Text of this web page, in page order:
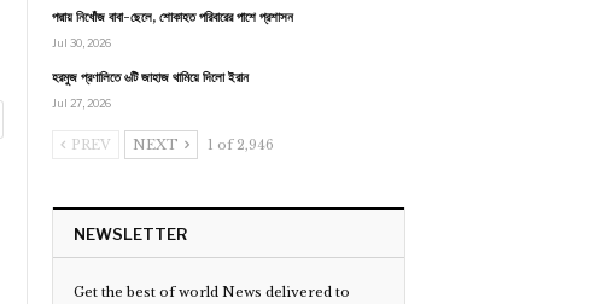
পদ্মায় নিখোঁজ বাবা-ছেলে, শোকাহত পরিবারের পাশে প্রশাসন
Jul 30, 2026
হরমুজ প্রণালিতে ৬টি জাহাজ থামিয়ে দিলো ইরান
Jul 27, 2026
PREV NEXT 1 of 2,946
NEWSLETTER
Get the best of world News delivered to